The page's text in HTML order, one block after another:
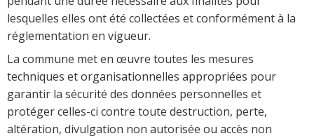
lesquelles elles ont été collectées et conformément à la
réglementation en vigueur.
La commune met en œuvre toutes les mesures
techniques et organisationnelles appropriées pour
garantir la sécurité des données personnelles et
protéger celles-ci contre toute destruction, perte,
altération, divulgation non autorisée ou accès non